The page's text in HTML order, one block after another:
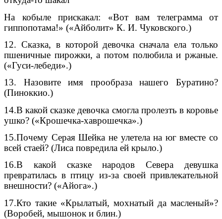
На кобыле прискакал: «Вот вам телеграмма от
гиппопотама!» («Айболит» К. И. Чуковского.)
12. Сказка, в которой девочка сначала ела только
пшеничные пирожки, а потом полюбила и ржаные.
(«Гуси-лебеди».)
13. Назовите имя прообраза нашего Буратино?
(Пиноккио.)
14.В какой сказке девочка смогла пролезть в коровье
ушко? («Крошечка-хаврошечка».)
15.Почему Серая Шейка не улетела на юг вместе со
всей стаей? (Лиса повредила ей крыло.)
16.В какой сказке народов Севера девушка
превратилась в птицу из-за своей привлекательной
внешности? («Айога».)
17.Кто такие «Крылатый, мохнатый да масленый»?
(Воробей, мышонок и блин.)